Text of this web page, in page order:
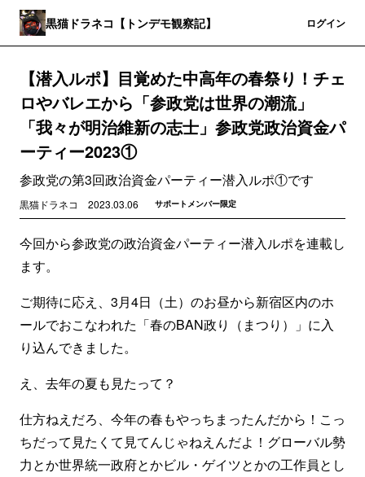
黒猫ドラネコ【トンデモ観察記】 ログイン
【潜入ルポ】目覚めた中高年の春祭り！チェ
ロやバレエから「参政党は世界の潮流」
「我々が明治維新の志士」参政党政治資金パ
ーティー2023①
参政党の第3回政治資金パーティー潜入ルポ①です
黒猫ドラネコ 2023.03.06 サポートメンバー限定
今回から参政党の政治資金パーティー潜入ルポを連載し
ます。
ご期待に応え、3月4日（土）のお昼から新宿区内のホ
ールでおこなわれた「春のBAN政り（まつり）」に入
り込んできました。
え、去年の夏も見たって？
仕方ねえだろ、今年の春もやっちまったんだから！こっ
ちだって見たくて見てんじゃねえんだよ！グローバル勢
力とか世界統一政府とかビル・ゲイツとかの工作員とし